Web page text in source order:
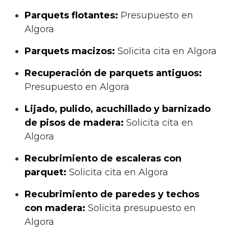
Parquets flotantes: Presupuesto en
Algora
Parquets macizos: Solicita cita en Algora
Recuperación de parquets antiguos:
Presupuesto en Algora
Lijado, pulido, acuchillado y barnizado
de pisos de madera: Solicita cita en
Algora
Recubrimiento de escaleras con
parquet: Solicita cita en Algora
Recubrimiento de paredes y techos
con madera: Solicita presupuesto en
Algora